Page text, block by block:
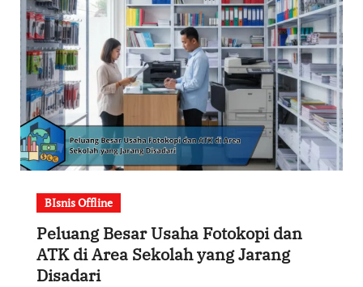
BIsnis Offline
Peluang Besar Usaha Fotokopi dan
ATK di Area Sekolah yang Jarang
Disadari